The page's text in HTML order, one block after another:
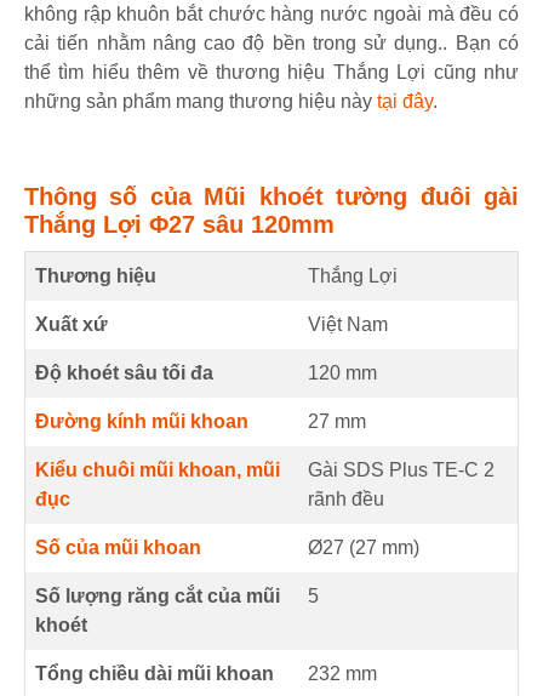
không rập khuôn bắt chước hàng nước ngoài mà đều có
cải tiến nhằm nâng cao độ bền trong sử dụng.. Bạn có
thể tìm hiểu thêm về thương hiệu Thắng Lợi cũng như
những sản phẩm mang thương hiệu này tại đây.
Thông số của Mũi khoét tường đuôi gài
Thắng Lợi Φ27 sâu 120mm
Thương hiệu Thắng Lợi
Xuất xứ Việt Nam
Độ khoét sâu tối đa 120 mm
Đường kính mũi khoan 27 mm
Kiểu chuôi mũi khoan, mũi
đục
Gài SDS Plus TE-C 2
rãnh đều
Số của mũi khoan Ø27 (27 mm)
Số lượng răng cắt của mũi
khoét
5
Tổng chiều dài mũi khoan 232 mm